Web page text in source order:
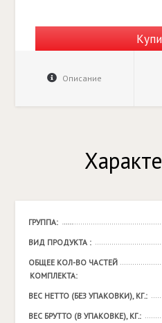
Описание
ГРУППА:
ВИД ПРОДУКТА :
ОБЩЕЕ КОЛ-ВО ЧАСТЕЙ
КОМПЛЕКТА:
ВЕС НЕТТО (БЕЗ УПАКОВКИ), КГ.:
ВЕС БРУТТО (В УПАКОВКЕ), КГ.: